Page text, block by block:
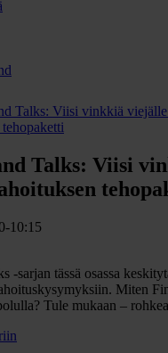
Talks: Viisi vinkkiä
Talks: Viisi
10:15
-sarjan tässä osassa
Miten
Tule mukaan –